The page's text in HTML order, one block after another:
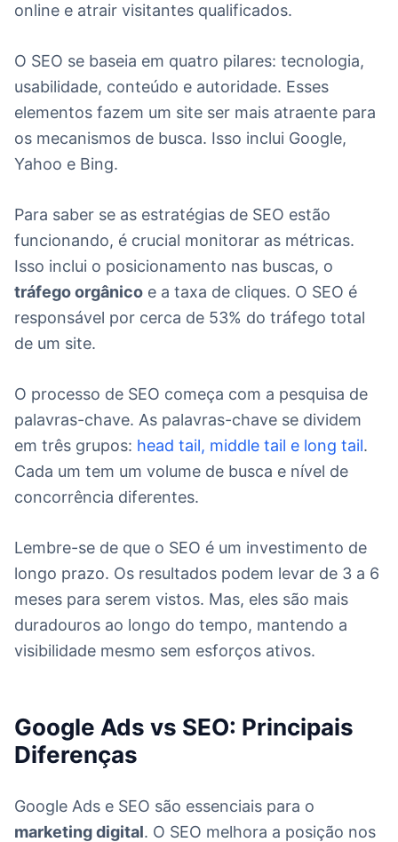
online e atrair visitantes qualificados.
O SEO se baseia em quatro pilares: tecnologia,
usabilidade, conteúdo e autoridade. Esses
elementos fazem um site ser mais atraente para
os mecanismos de busca. Isso inclui Google,
Yahoo e Bing.
Para saber se as estratégias de SEO estão
funcionando, é crucial monitorar as métricas.
Isso inclui o posicionamento nas buscas, o
tráfego orgânico e a taxa de cliques. O SEO é
responsável por cerca de 53% do tráfego total
de um site.
O processo de SEO começa com a pesquisa de
palavras-chave. As palavras-chave se dividem
em três grupos: head tail, middle tail e long tail.
Cada um tem um volume de busca e nível de
concorrência diferentes.
Lembre-se de que o SEO é um investimento de
longo prazo. Os resultados podem levar de 3 a 6
meses para serem vistos. Mas, eles são mais
duradouros ao longo do tempo, mantendo a
visibilidade mesmo sem esforços ativos.
Google Ads vs SEO: Principais
Diferenças
Google Ads e SEO são essenciais para o
marketing digital. O SEO melhora a posição nos